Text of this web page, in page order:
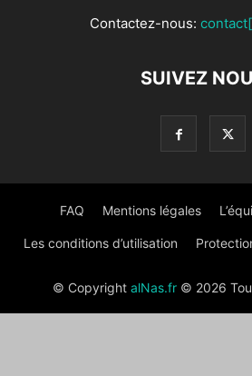
Contactez-nous:
SUIVEZ
FAQ Mentions légales
Les conditions d’utilisation
© Copyright alNas.fr© 2026